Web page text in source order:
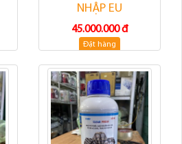
NHẬP EU
45.000.000 đ
Đặt hàng